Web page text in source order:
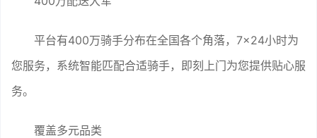
平台有400万骑手分布在全国各个角落，7×24小时为
您服务，系统智能匹配合适骑手，即刻上门为您提供贴心服
务。
覆盖多元品类